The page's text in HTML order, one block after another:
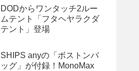
DODからワンタッチ2ルー
ムテント「フタヘヤラクダ
テント」登場
SHIPS anyの「ボストンバ
ッグ」が付録！MonoMax